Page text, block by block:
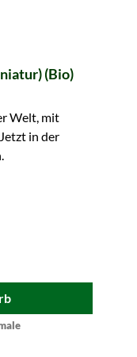
(Bio)
Welt, mit
in der